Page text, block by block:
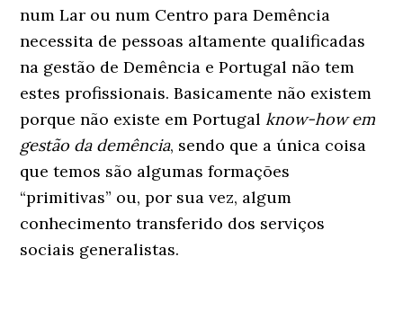
num Lar ou num Centro para Demência
necessita de pessoas altamente qualificadas
na gestão de Demência e Portugal não tem
estes profissionais. Basicamente não existem
porque não existe em Portugal know-how em
gestão da demência, sendo que a única coisa
que temos são algumas formações
“primitivas” ou, por sua vez, algum
conhecimento transferido dos serviços
sociais generalistas.